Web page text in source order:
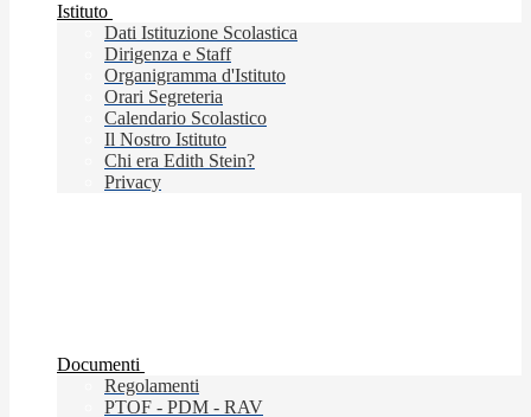
Istituto
Dati Istituzione Scolastica
Dirigenza e Staff
Organigramma d'Istituto
Orari Segreteria
Calendario Scolastico
Il Nostro Istituto
Chi era Edith Stein?
Privacy
Documenti
Regolamenti
PTOF - PDM - RAV